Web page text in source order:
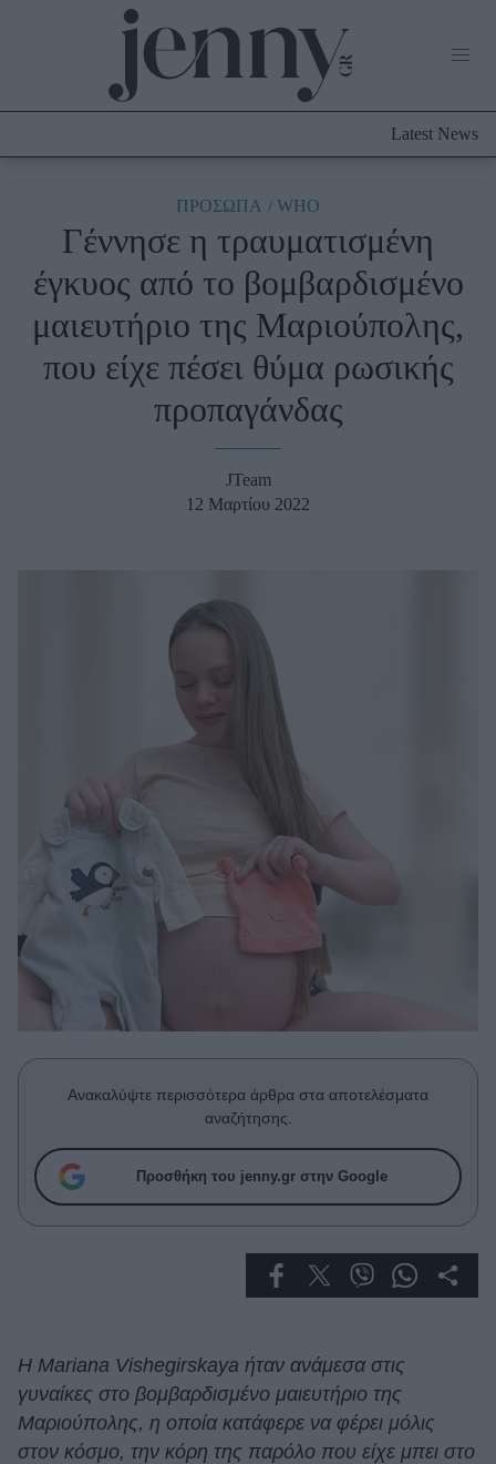
Culture
Fashion
Shopping
Styling Tips
Fashion News
Beauty - Ομορφιά
Woman Power
Parenting
Working Girl
Real Women
Πρόσωπα
Celebrities
Συνεντεύξεις
Who
True Stories
Ζώδια
Cooking
Green
Αφιερώματα
Latest News
ΠΡΟΣΩΠΑ WHO
Γέννησε η τραυματισμένη
έγκυος από το βομβαρδισμένο
μαιευτήριο της Μαριούπολης,
που είχε πέσει θύμα ρωσικής
προπαγάνδας
JTeam
12 Μαρτίου 2022
Ανακαλύψτε περισσότερα άρθρα στα αποτελέσματα
αναζήτησης.
Προσθήκη του jenny.gr στην Google
Η Mariana Vishegirskaya ήταν ανάμεσα στις
γυναίκες στο βομβαρδισμένο μαιευτήριο της
Μαριούπολης, η οποία κατάφερε να φέρει μόλις
στον κόσμο, την κόρη της παρόλο που είχε μπει στο